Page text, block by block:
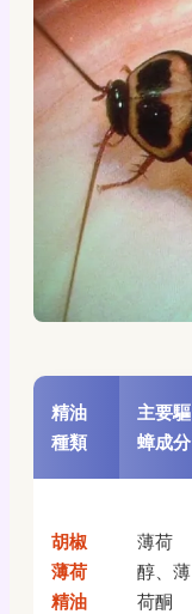
精油
種類
主要驅
蟑成分
胡椒
薄荷
精油
薄荷
醇、薄
荷酮